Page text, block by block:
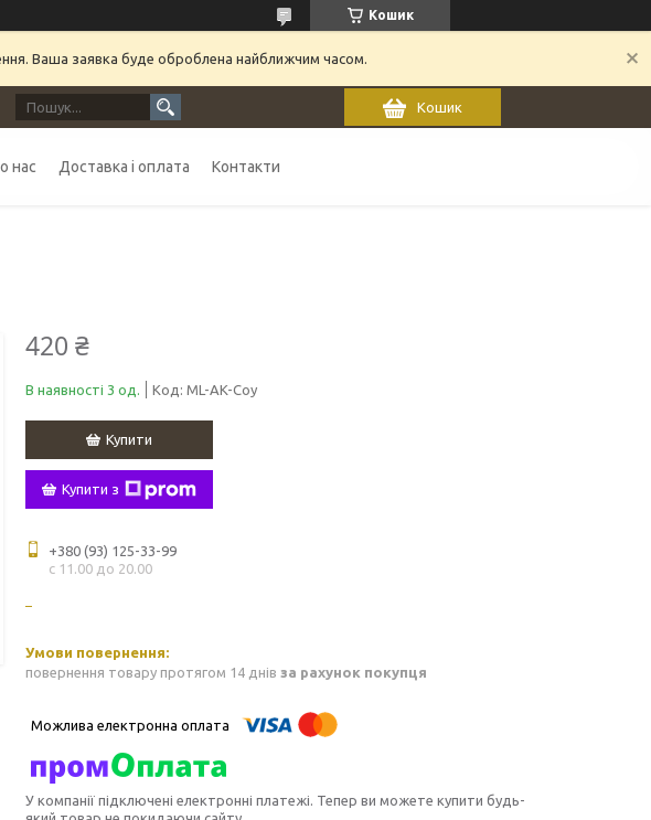
Кошик
Ваша заявка буде оброблена найближчим часом.
Кошик
нас Доставка і оплата Контакти
420 ₴
В наявності 3 од. Код: ML-AK-Coy
Купити
Купити з
+380 (93) 125-33-99
с 11.00 до 20.00
повернення товару протягом 14 днів за рахунок покупця
У компанії підключені електронні платежі. Тепер ви можете купити будь-